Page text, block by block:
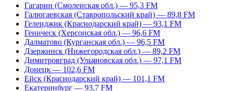
Гагарин (Смоленская обл.) — 95,3 FM
Галюгаевская (Ставропольский край) — 89,8 FM
Геленджик (Краснодарский край) — 93,1 FM
Геническ (Херсонская обл.) — 96,6 FM
Далматово (Курганская обл.) — 96,5 FM
Дзержинск (Нижегородская обл.) — 89,2 FM
Димитровград (Ульяновская обл.) — 97,1 FM
Донецк — 102,6 FM
Ейск (Краснодарский край) — 101,1 FM
Екатеринбург — 93,7 FM